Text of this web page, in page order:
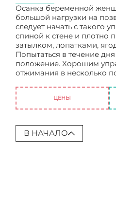
Осанка беременной
большой нагрузки на
следует начать с такого
спиной к стене и плотно
затылком, лопатками,
Попытаться в течение
положение. Хорошим
отжимания в несколько
ЦЕНЫ
В НАЧАЛО